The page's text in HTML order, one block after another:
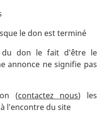
le don est terminé
du don le fait d'être le
annonce ne signifie pas
(contactez nous) les
l'encontre du site